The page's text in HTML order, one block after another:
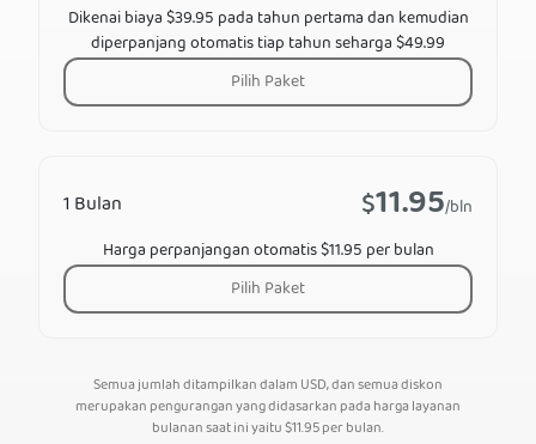
1 Bulan $11.95/bln
Harga perpanjangan otomatis $11.95 per bulan
Pilih Paket
Dikenai biaya $39.95 pada tahun pertama dan kemudian
diperpanjang otomatis tiap tahun seharga $49.99
Pilih Paket
Semua jumlah ditampilkan dalam USD, dan semua diskon
merupakan pengurangan yang didasarkan pada harga layanan
bulanan saat ini yaitu$11.95per bulan.